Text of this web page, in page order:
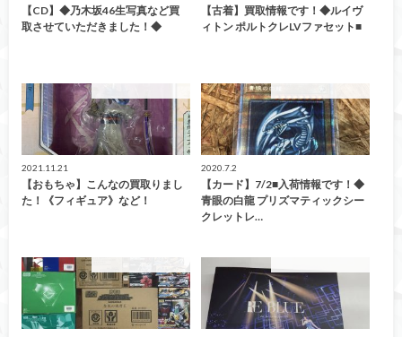
【CD】◆乃木坂46生写真など買
取させていただきました！◆
【古着】買取情報です！◆ルイヴ
ィトン ポルトクレLVファセット■
2021.11.21
【おもちゃ】こんなの買取りまし
た！《フィギュア》など！
2020.7.2
【カード】7/2■入荷情報です！◆
青眼の白龍 プリズマティックシー
クレットレ…